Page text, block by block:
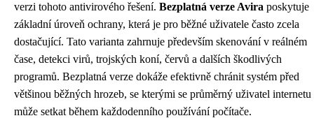
verzi tohoto antivirového řešení. Bezplatná verze Avira poskytuje
základní úroveň ochrany, která je pro běžné uživatele často zcela
dostačující. Tato varianta zahrnuje především skenování v reálném
čase, detekci virů, trojských koní, červů a dalších škodlivých
programů. Bezplatná verze dokáže efektivně chránit systém před
většinou běžných hrozeb, se kterými se průměrný uživatel internetu
může setkat během každodenního používání počítače.